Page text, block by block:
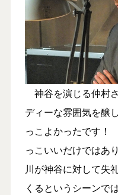
神谷を演じる仲村
ディーな雰囲気を醸
っこよかったです
っこいいだけではあ
川が神谷に対して失
くるというシーンで